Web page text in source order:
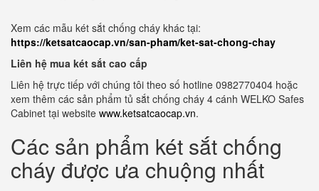
Xem các mẫu két sắt chống cháy khác tại:
https://ketsatcaocap.vn/san-pham/ket-sat-chong-chay
Liên hệ mua két sắt cao cấp
Liên hệ trực tiếp với chúng tôi theo số hotline 0982770404 hoặc
xem thêm các sản phẩm tủ sắt chống cháy 4 cánh WELKO Safes
Cabinet tại website www.ketsatcaocap.vn.
Các sản phẩm két sắt chống
cháy được ưa chuộng nhất